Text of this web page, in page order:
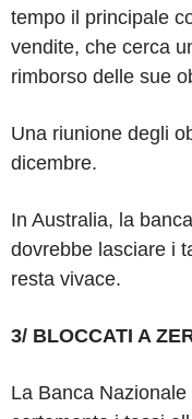
tempo il principale
vendite, che cerca
rimborso delle sue
Una riunione degli
dicembre.
In Australia, la
dovrebbe lasciare i
resta vivace.
3/ BLOCCATI A
La Banca